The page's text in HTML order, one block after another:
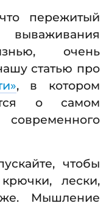
пережитый
очень
статью про
, в котором
о самом
чтобы
лески,
Мышление